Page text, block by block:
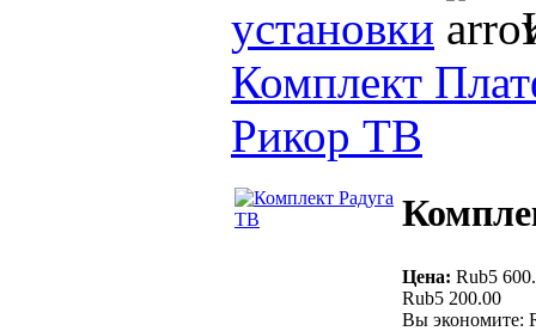
установки
Комплект
Рикор ТВ
Цена: Rub5
Rub5 200.00
Вы экономите: